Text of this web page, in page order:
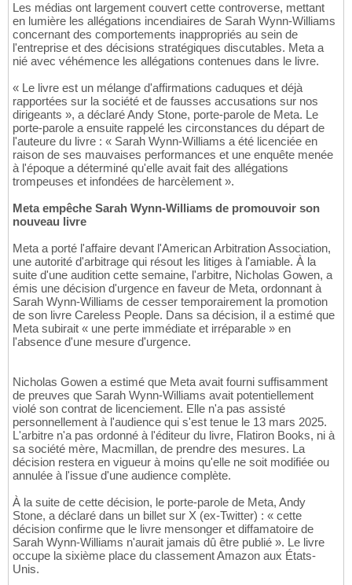
Les médias ont largement couvert cette controverse, mettant
en lumière les allégations incendiaires de Sarah Wynn-Williams
concernant des comportements inappropriés au sein de
l'entreprise et des décisions stratégiques discutables. Meta a
nié avec véhémence les allégations contenues dans le livre.
« Le livre est un mélange d'affirmations caduques et déjà
rapportées sur la société et de fausses accusations sur nos
dirigeants », a déclaré Andy Stone, porte-parole de Meta. Le
porte-parole a ensuite rappelé les circonstances du départ de
l'auteure du livre : « Sarah Wynn-Williams a été licenciée en
raison de ses mauvaises performances et une enquête menée
à l'époque a déterminé qu'elle avait fait des allégations
trompeuses et infondées de harcèlement ».
Meta empêche Sarah Wynn-Williams de promouvoir son
nouveau livre
Meta a porté l'affaire devant l'American Arbitration Association,
une autorité d'arbitrage qui résout les litiges à l'amiable. À la
suite d'une audition cette semaine, l'arbitre, Nicholas Gowen, a
émis une décision d'urgence en faveur de Meta, ordonnant à
Sarah Wynn-Williams de cesser temporairement la promotion
de son livre Careless People. Dans sa décision, il a estimé que
Meta subirait « une perte immédiate et irréparable » en
l'absence d'une mesure d'urgence.
Nicholas Gowen a estimé que Meta avait fourni suffisamment
de preuves que Sarah Wynn-Williams avait potentiellement
violé son contrat de licenciement. Elle n'a pas assisté
personnellement à l'audience qui s'est tenue le 13 mars 2025.
L'arbitre n'a pas ordonné à l'éditeur du livre, Flatiron Books, ni à
sa société mère, Macmillan, de prendre des mesures. La
décision restera en vigueur à moins qu'elle ne soit modifiée ou
annulée à l'issue d'une audience complète.
À la suite de cette décision, le porte-parole de Meta, Andy
Stone, a déclaré dans un billet sur X (ex-Twitter) : « cette
décision confirme que le livre mensonger et diffamatoire de
Sarah Wynn-Williams n'aurait jamais dû être publié ». Le livre
occupe la sixième place du classement Amazon aux États-
Unis.